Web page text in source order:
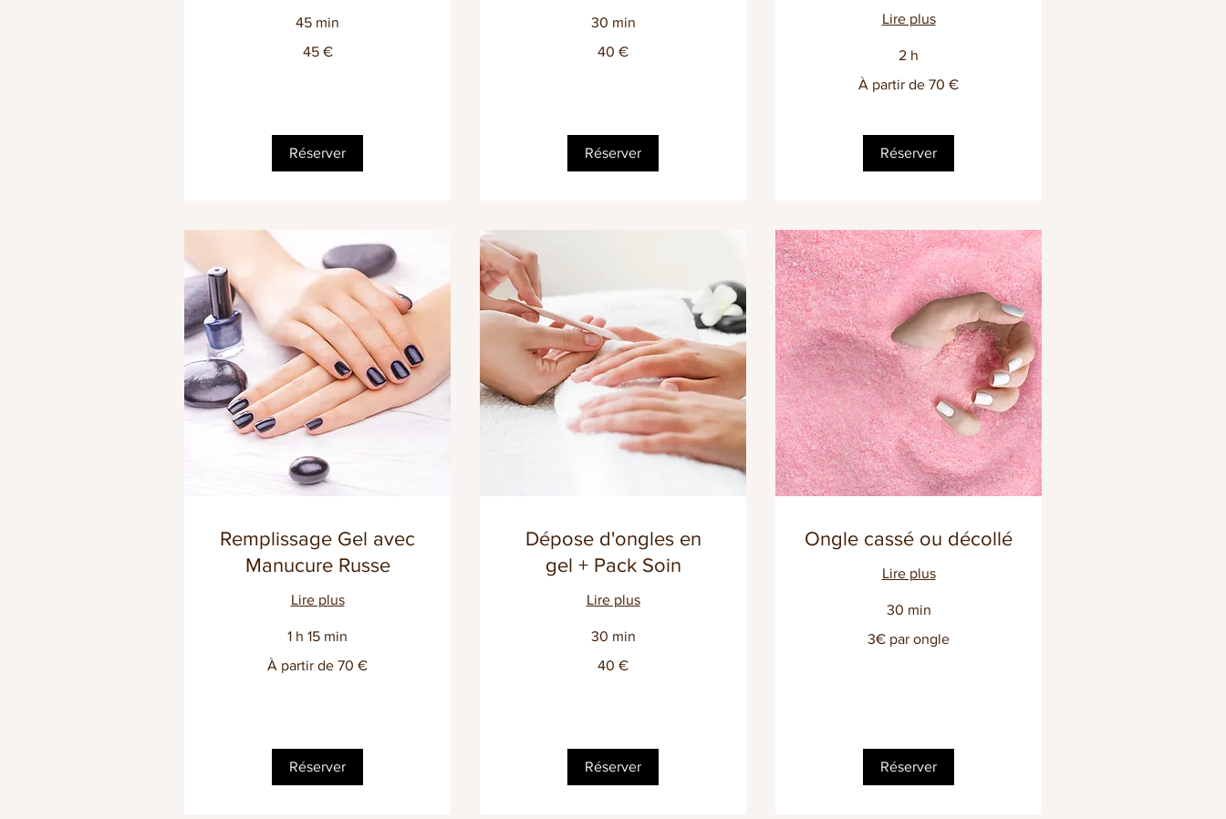
45 min
45 €
Réserver
30 min
40 €
Réserver
Lire plus
2 h
À partir de 70 €
Réserver
Remplissage Gel avec
Manucure Russe
Lire plus
1 h 15 min
À partir de 70 €
Réserver
Dépose d'ongles en
gel + Pack Soin
Lire plus
30 min
40 €
Réserver
Ongle cassé ou décollé
Lire plus
30 min
3€ par ongle
Réserver